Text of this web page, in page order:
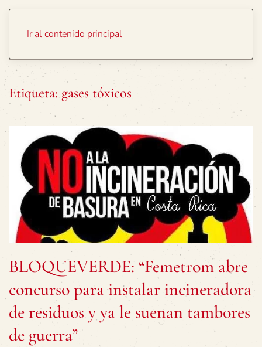
Ir al contenido principal
Etiqueta: gases tóxicos
BLOQUEVERDE: “Femetrom abre
concurso para instalar incineradora
de residuos y ya le suenan tambores
de guerra”